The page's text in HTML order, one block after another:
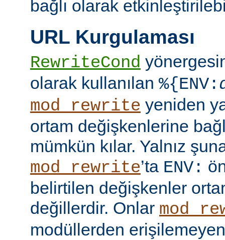
bağlı olarak
URL Kurgulaması
RewriteCond
olarak kullanılan %{ENV:
mod_rewrite yeniden
ortam değişkenlerine
mümkün kılar. Yalnız
mod_rewrite’ta ENV:
belirtilen değişkenler
değillerdir. Onlar
modüllerden